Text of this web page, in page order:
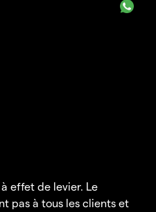
effet de levier. Le
pas à tous les clients et